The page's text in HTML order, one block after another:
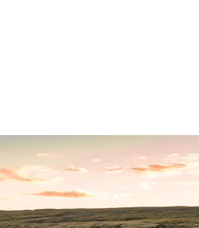
DiscoverySpecial